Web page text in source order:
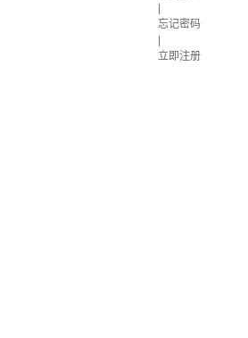
忘记密码
立即注册